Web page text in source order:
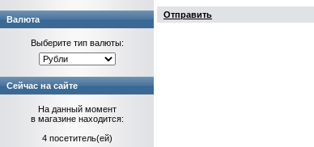
Валюта
Выберите тип валюты:
Сейчас на сайте
На данный момент
в магазине находится:
4 посетитель(ей)
Отправить